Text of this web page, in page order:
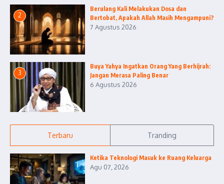
2
Berulang Kali Melakukan Dosa dan
Bertobat, Apakah Allah Masih Mengampuni?
7 Agustus 2026
3
Buya Yahya Ingatkan Orang Yang Berhijrah:
Jangan Merasa Paling Benar
6 Agustus 2026
Terbaru Tranding
Ketika Teknologi Masuk ke Ruang Keluarga
Agu 07, 2026